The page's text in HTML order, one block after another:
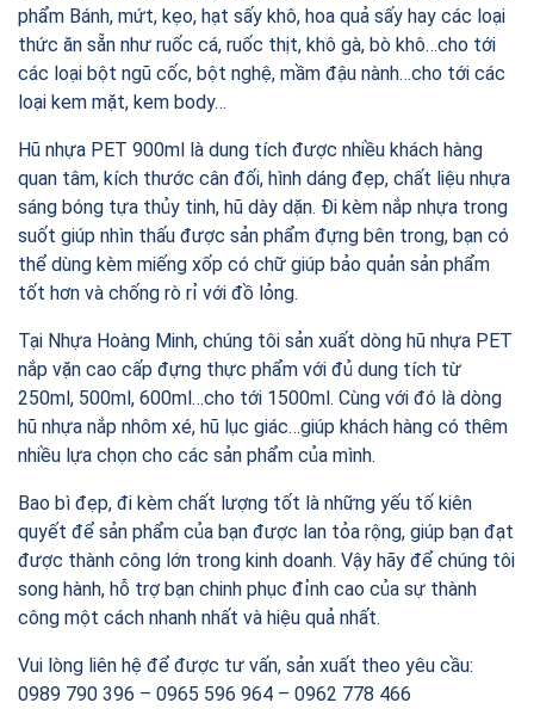
phẩm Bánh, mứt, kẹo, hạt sấy khô, hoa quả sấy hay các loại
thức ăn sẵn như ruốc cá, ruốc thịt, khô gà, bò khô…cho tới
các loại bột ngũ cốc, bột nghệ, mầm đậu nành…cho tới các
loại kem mặt, kem body…
Hũ nhựa PET 900ml là dung tích được nhiều khách hàng
quan tâm, kích thước cân đối, hình dáng đẹp, chất liệu nhựa
sáng bóng tựa thủy tinh, hũ dày dặn. Đi kèm nắp nhựa trong
suốt giúp nhìn thấu được sản phẩm đựng bên trong, bạn có
thể dùng kèm miếng xốp có chữ giúp bảo quản sản phẩm
tốt hơn và chống rò rỉ với đồ lỏng.
Tại Nhựa Hoàng Minh, chúng tôi sản xuất dòng hũ nhựa PET
nắp vặn cao cấp đựng thực phẩm với đủ dung tích từ
250ml, 500ml, 600ml…cho tới 1500ml. Cùng với đó là dòng
hũ nhựa nắp nhôm xé, hũ lục giác…giúp khách hàng có thêm
nhiều lựa chọn cho các sản phẩm của mình.
Bao bì đẹp, đi kèm chất lượng tốt là những yếu tố kiên
quyết để sản phẩm của bạn được lan tỏa rộng, giúp bạn đạt
được thành công lớn trong kinh doanh. Vậy hãy để chúng tôi
song hành, hỗ trợ bạn chinh phục đỉnh cao của sự thành
công một cách nhanh nhất và hiệu quả nhất.
Vui lòng liên hệ để được tư vấn, sản xuất theo yêu cầu:
0989 790 396 – 0965 596 964 – 0962 778 466